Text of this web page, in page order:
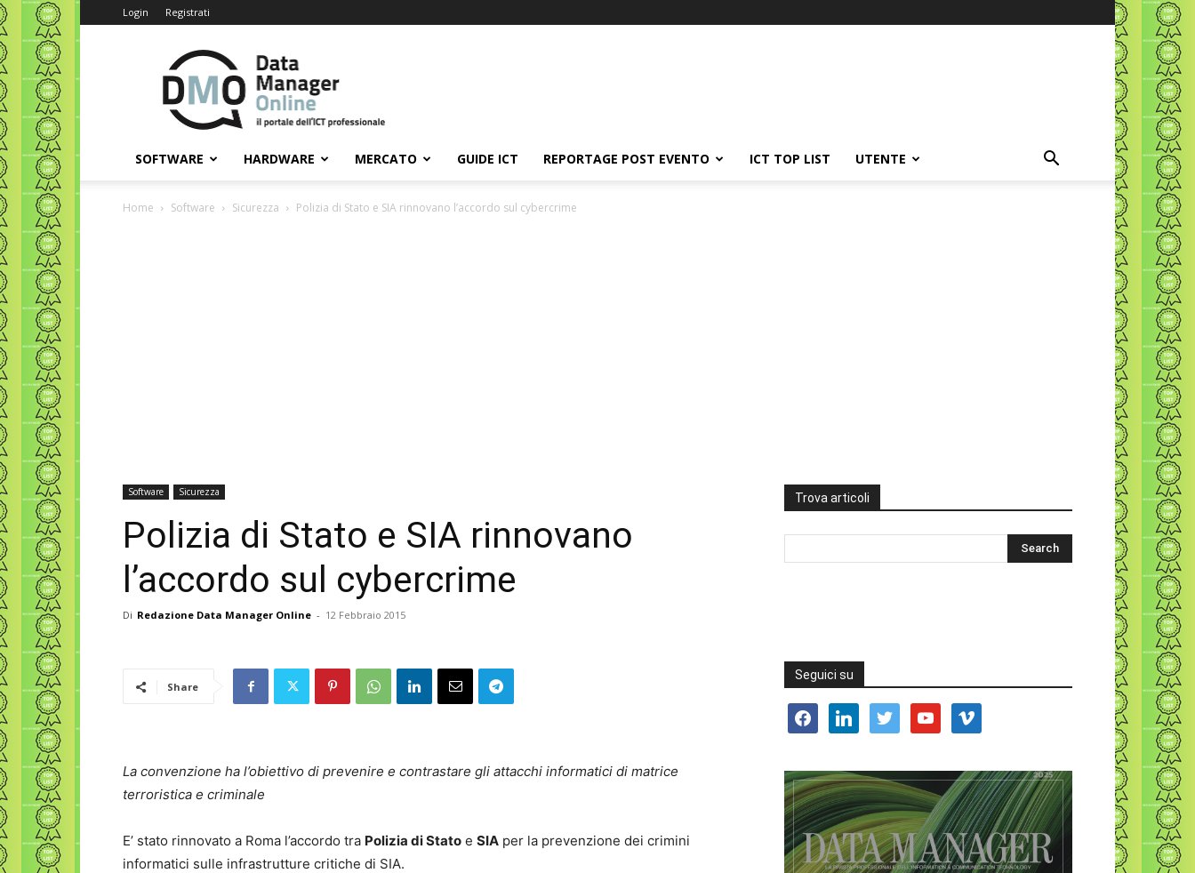
Login Registrati
Data
Manager
Online
SOFTWARE HARDWARE MERCATO GUIDE ICT REPORTAGE POST EVENTO ICT TOP LIST UTENTE
Home Software Sicurezza Polizia di Stato e SIA rinnovano l’accordo sul cybercrime
Software Sicurezza
Polizia di Stato e SIA rinnovano
l’accordo sul cybercrime
Di Redazione Data Manager Online - 12 Febbraio 2015
Share
La convenzione ha l’obiettivo di prevenire e contrastare gli attacchi informatici di matrice
terroristica e criminale
E’ stato rinnovato a Roma l’accordo tra Polizia di Stato e SIA per la prevenzione dei crimini
informatici sulle infrastrutture critiche di SIA.
Trova articoli
Seguici su
facebooklinkedin twitter youtube vimeo